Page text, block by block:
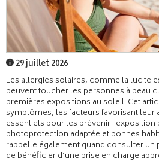
29 juillet 2026
Les allergies solaires, comme la lucite
peuvent toucher les personnes à peau
premières expositions au soleil. Cet
symptômes, les facteurs favorisant leur
essentiels pour les prévenir : exposition
photoprotection adaptée et bonnes
rappelle également quand consulter un
de bénéficier d’une prise en charge